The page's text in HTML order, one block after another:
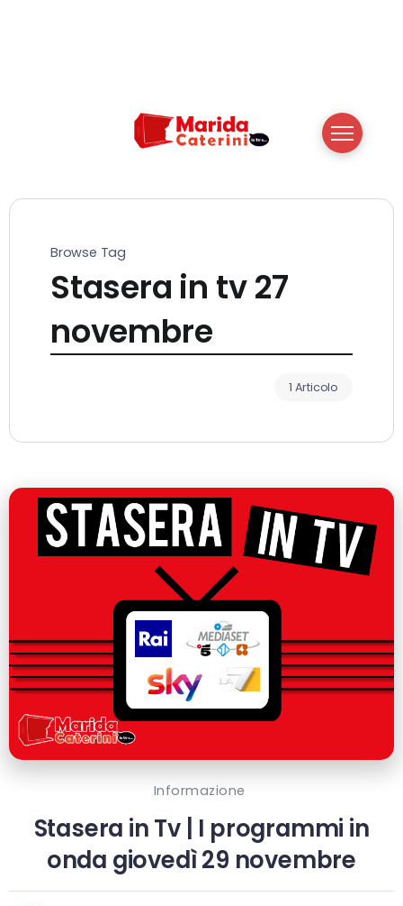
Browse Tag
Stasera in tv 27
novembre
1 Articolo
Informazione
Stasera in Tv | I programmi in
onda giovedì 29 novembre